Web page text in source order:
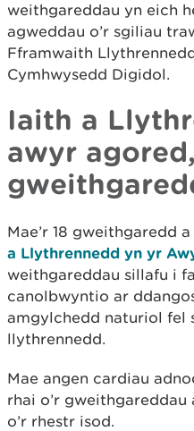
weithgareddau yn eich
agweddau o’r sgiliau
Fframwaith
Cymhwysedd Digidol.
Iaith a
awyr agored,
Mae’r 18 gweithgaredd
a Llythrennedd yn yr
weithgareddau sillafu i
canolbwyntio ar
amgylchedd naturiol fel
llythrennedd.
Mae angen cardiau
rhai o’r gweithgareddau
o’r rhestr isod.